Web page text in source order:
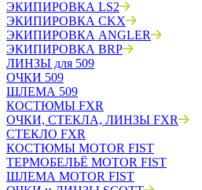
ЭКИПИРОВКА LS2
ЭКИПИРОВКА CKX
ЭКИПИРОВКА ANGLER
ЭКИПИРОВКА BRP
ЛИНЗЫ для 509
ОЧКИ 509
ШЛЕМА 509
КОСТЮМЫ FXR
ОЧКИ, СТЕКЛА, ЛИНЗЫ FXR
СТЕКЛО FXR
КОСТЮМЫ MOTOR FIST
ТЕРМОБЕЛЬЁ MOTOR FIST
ШЛЕМА MOTOR FIST